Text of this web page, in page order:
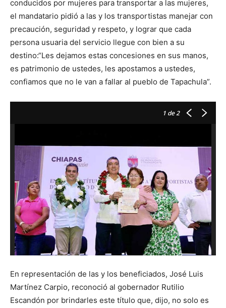
conducidos por mujeres para transportar a las mujeres,
el mandatario pidió a las y los transportistas manejar con
precaución, seguridad y respeto, y lograr que cada
persona usuaria del servicio llegue con bien a su
destino:“Les dejamos estas concesiones en sus manos,
es patrimonio de ustedes, les apostamos a ustedes,
confiamos que no le van a fallar al pueblo de Tapachula”.
1 de 2
En representación de las y los beneficiados, José Luis
Martínez Carpio, reconoció al gobernador Rutilio
Escandón por brindarles este título que, dijo, no solo es